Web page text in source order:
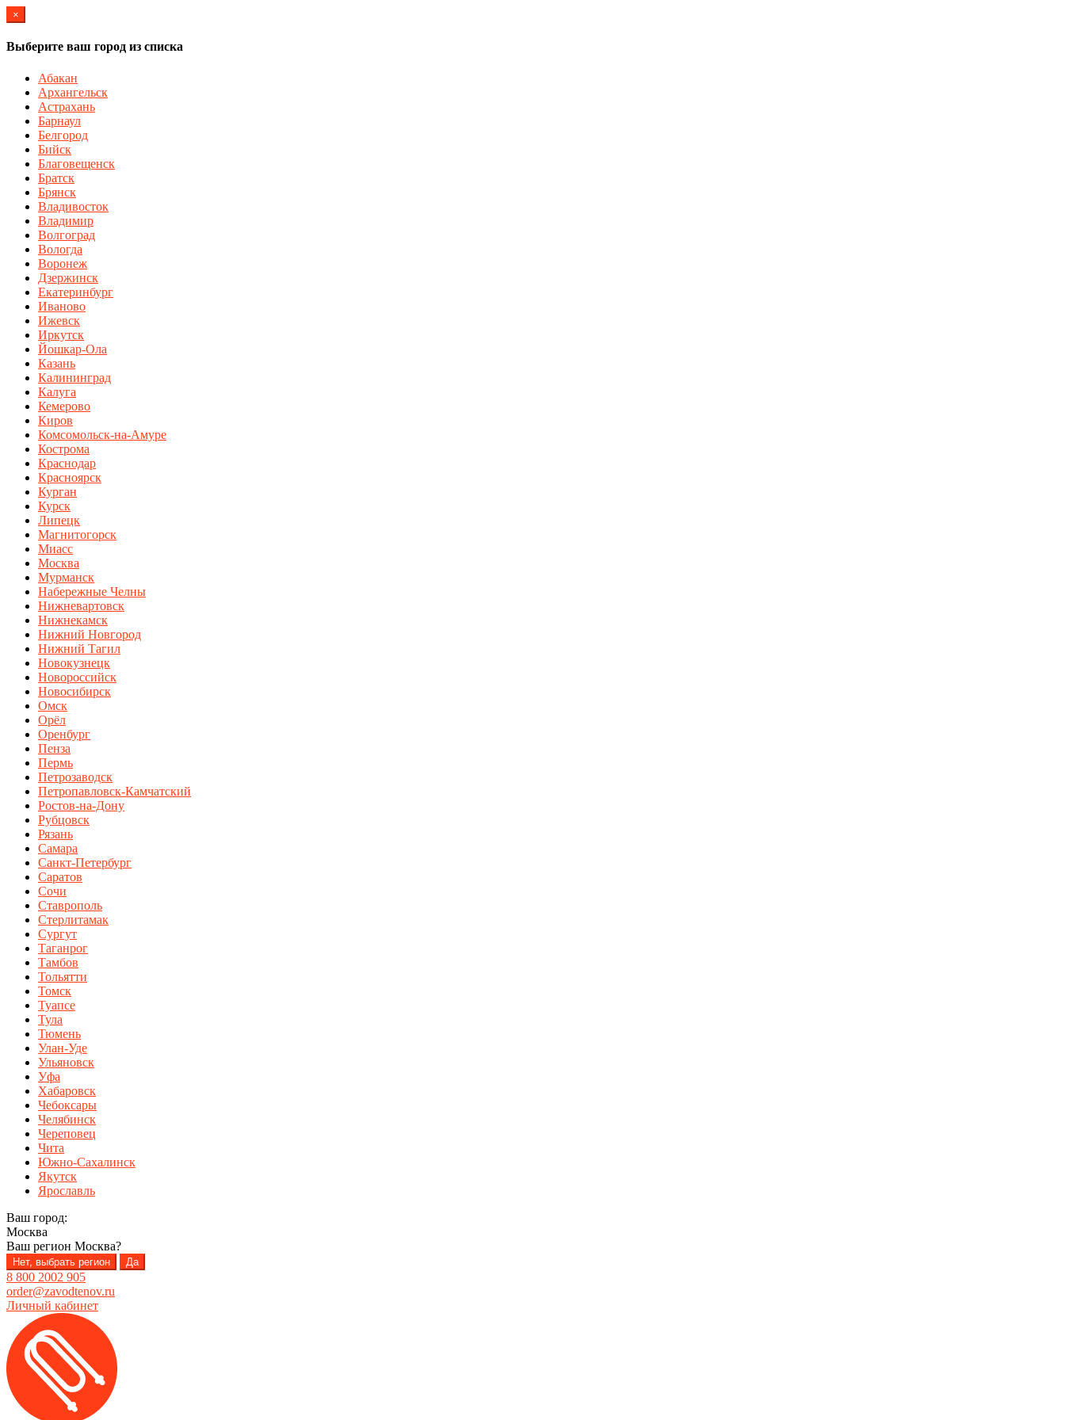
×
Выберите ваш город из списка
Абакан
Архангельск
Астрахань
Барнаул
Белгород
Бийск
Благовещенск
Братск
Брянск
Владивосток
Владимир
Волгоград
Вологда
Воронеж
Дзержинск
Екатеринбург
Иваново
Ижевск
Иркутск
Йошкар-Ола
Казань
Калининград
Калуга
Кемерово
Киров
Комсомольск-на-Амуре
Кострома
Краснодар
Красноярск
Курган
Курск
Липецк
Магнитогорск
Миасс
Москва
Мурманск
Набережные Челны
Нижневартовск
Нижнекамск
Нижний Новгород
Нижний Тагил
Новокузнецк
Новороссийск
Новосибирск
Омск
Орёл
Оренбург
Пенза
Пермь
Петрозаводск
Петропавловск-Камчатский
Ростов-на-Дону
Рубцовск
Рязань
Самара
Санкт-Петербург
Саратов
Сочи
Ставрополь
Стерлитамак
Сургут
Таганрог
Тамбов
Тольятти
Томск
Туапсе
Тула
Тюмень
Улан-Уде
Ульяновск
Уфа
Хабаровск
Чебоксары
Челябинск
Череповец
Чита
Южно-Сахалинск
Якутск
Ярославль
Ваш город:
Москва
Ваш регион Москва?
Нет, выбрать регион Да
8 800 2002 905
order@zavodtenov.ru
Личный кабинет
Перейти
навигации
Перейти
содержимому